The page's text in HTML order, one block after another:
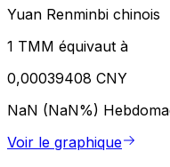
Yuan Renminbi chinois
1 TMM équivaut à
0,00039408 CNY
NaN (NaN%)
Voir le graphique